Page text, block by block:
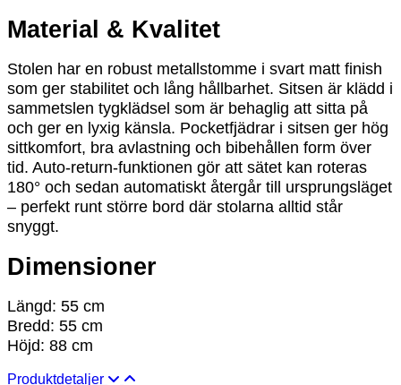
Material & Kvalitet
Stolen har en robust metallstomme i svart matt finish
som ger stabilitet och lång hållbarhet. Sitsen är klädd i
sammetslen tygklädsel som är behaglig att sitta på
och ger en lyxig känsla. Pocketfjädrar i sitsen ger hög
sittkomfort, bra avlastning och bibehållen form över
tid. Auto-return-funktionen gör att sätet kan roteras
180° och sedan automatiskt återgår till ursprungsläget
– perfekt runt större bord där stolarna alltid står
snyggt.
Dimensioner
Längd: 55 cm
Bredd: 55 cm
Höjd: 88 cm
Produktdetaljer